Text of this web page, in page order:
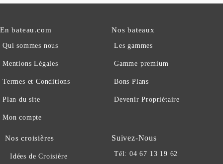
En bateau.com
Qui sommes nous
Mentions Légales
Termes et Conditions
Plan du site
Mon compte
Nos bateaux
Les gammes
Gamme premium
Bons Plans
Devenir Propriétaire
Nos croisières
Idées de Croisière
Suivez-Nous
Tél: 04 67 13 19 62